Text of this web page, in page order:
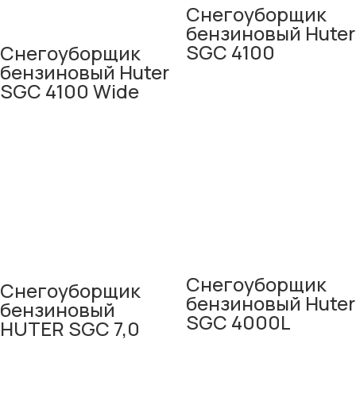
Снегоуборщик
бензиновый Huter
SGC 4100 Wide
Снегоуборщик
бензиновый Huter
SGC 4100
Снегоуборщик
бензиновый
HUTER SGC 7,0
Снегоуборщик
бензиновый Huter
SGC 4000L